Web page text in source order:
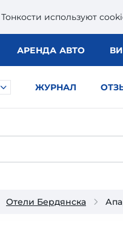
Тонкости используют
АРЕНДА АВТО
ЖУРНАЛ
Отели Бердянска